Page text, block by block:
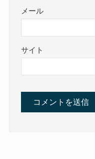
メール
サイト